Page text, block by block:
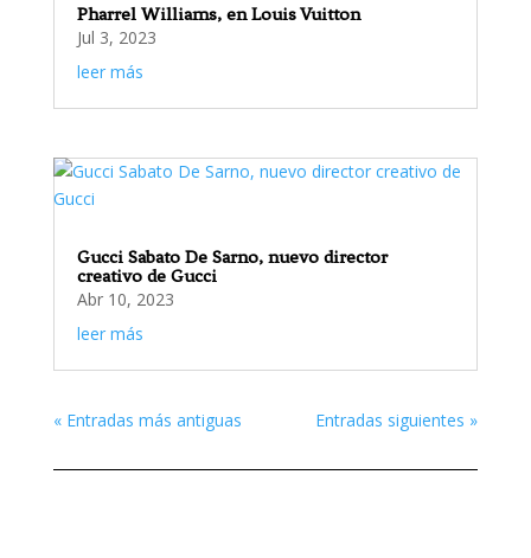
Pharrel Williams, en Louis Vuitton
Jul 3, 2023
leer más
Gucci Sabato De Sarno, nuevo director
creativo de Gucci
Abr 10, 2023
leer más
« Entradas más antiguas Entradas siguientes »